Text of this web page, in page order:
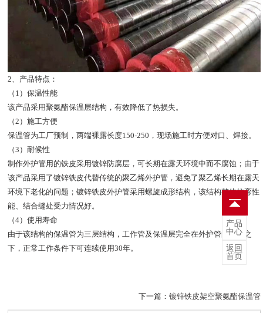
2、产品特点：
（1）保温性能
该产品采用聚氨酯保温层结构，有效降低了热损失。
（2）施工方便
保温管为工厂预制，两端裸露长度150-250，现场施工时方便对口、焊接。
（3）耐候性
制作外护管用的铁皮采用镀锌防腐层，可长期在露天环境中而不腐蚀；由于
该产品采用了镀锌铁皮代替传统的聚乙烯外护管，避免了聚乙烯长期在露天
环境下老化的问题；镀锌铁皮外护管采用螺旋成形结构，该结构整体抗弯性
能、结合缝处受力情况好。
（4）使用寿命
由于该结构的保温管为三层结构，工作管及保温层完全在外护管的保护之
下，正常工作条件下可连续使用30年。
下一篇： 镀锌铁皮架空聚氨酯保温管
产品
中心
返回
首页